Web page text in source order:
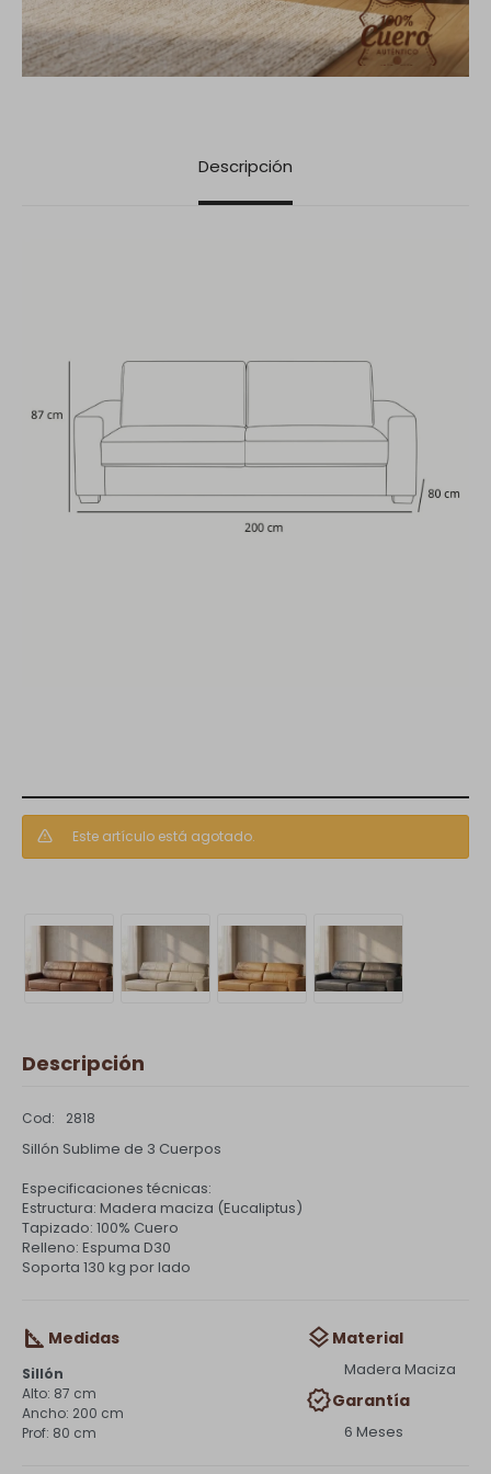
Descripción
Este artículo está agotado.
Descripción
2818
Sillón Sublime de 3 Cuerpos
Especificaciones técnicas:
Estructura: Madera maciza (Eucaliptus)
Tapizado: 100% Cuero
Relleno: Espuma D30
Soporta 130 kg por lado
Medidas
Sillón
87 cm
200 cm
80 cm
Material
Madera Maciza
Garantía
6 Meses